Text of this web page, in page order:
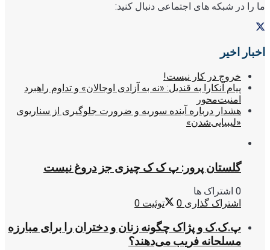
ما را در شبکه های اجتماعی دنبال کنید:
اخبار اخیر
خروج در کار نیست!
پیام آنکارا به قندیل: «نه به آزادی اوجالان» و تداوم راهبرد
امنیت‌محور
هشدار درباره آینده سوریه و ضرورت جلوگیری از سناریوی
«لیبیایی‌شدن»
گلستان پرور: پ ک ک چیزی جز دروغ نیست
0 اشتراک ها
اشتراک گذاری 0 توئیت 0
پ.ک.ک و پژاک چگونه زنان و دختران را برای مبارزه
مسلحانه فریب می‌دهند؟